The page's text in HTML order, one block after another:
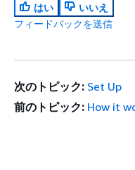
はい
いいえ
フィードバックを送信
次のトピック: Set Up
前のトピック: How it